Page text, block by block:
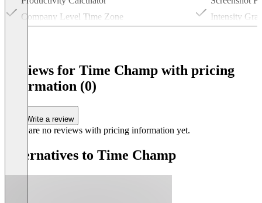
Company Level Time Zone
Intensity
Task Timer
Reviews for Time Champ with pricing
information (0)
Write a review
There are no reviews with pricing information yet.
Alternatives to Time Champ